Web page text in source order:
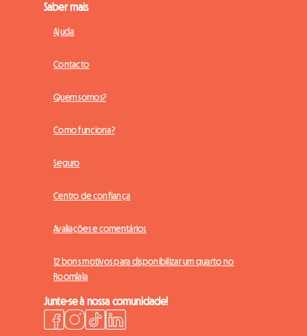
Saber mais
Ajuda
Contacto
Quem somos?
Como funciona?
Seguro
Centro de confiança
Avaliações e comentários
12 bons motivos para disponibilizar um quarto no
Roomlala
Junte-se à nossa comunidade!